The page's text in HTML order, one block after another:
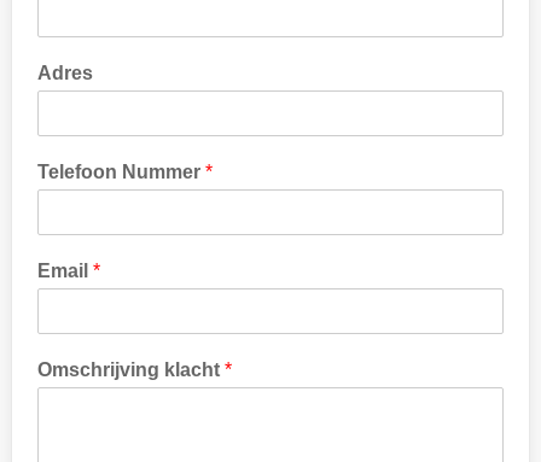
Adres
Telefoon Nummer *
Email *
k
l
Omschrijving klacht *